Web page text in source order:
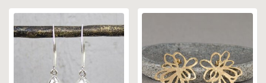
GNOES
SER INTREPIDA | SS25
HORLOGE
CADEAU MAN
CADEAUTJES TOT € 50
CADEAUTJES TOT € 100